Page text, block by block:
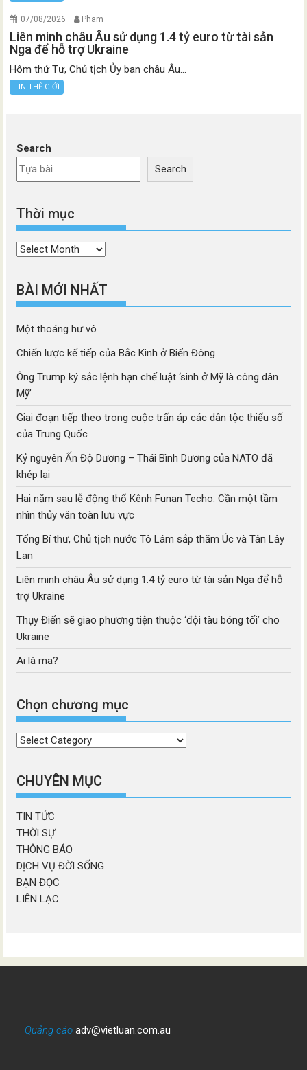
07/08/2026 Pham
Liên minh châu Âu sử dụng 1.4 tỷ euro từ tài sản
Nga để hỗ trợ Ukraine
Hôm thứ Tư, Chủ tịch Ủy ban châu Âu...
TIN THẾ GIỚI
Search
Search
Thời mục
Thời
BÀI MỚI NHẤT
Một thoáng hư vô
Chiến lược kế tiếp của Bắc Kinh ở Biển Đông
Ông Trump ký sắc lệnh hạn chế luật ‘sinh ở Mỹ là công dân
Mỹ’
Giai đoạn tiếp theo trong cuộc trấn áp các dân tộc thiểu số
của Trung Quốc
Kỷ nguyên Ấn Độ Dương – Thái Bình Dương của NATO đã
khép lại
Hai năm sau lễ động thổ Kênh Funan Techo: Cần một tầm
nhìn thủy văn toàn lưu vực
Tổng Bí thư, Chủ tịch nước Tô Lâm sắp thăm Úc và Tân Lây
Lan
Liên minh châu Âu sử dụng 1.4 tỷ euro từ tài sản Nga để hỗ
trợ Ukraine
Thụy Điển sẽ giao phương tiện thuộc ‘đội tàu bóng tối’ cho
Ukraine
Ai là ma?
Chọn chương mục
Chọn
mục
CHUYÊN MỤC
TIN TỨC
THỜI SỰ
THÔNG BÁO
DỊCH VỤ ĐỜI SỐNG
BẠN ĐỌC
LIÊN LẠC
Quảng cáo adv@vietluan.com.au